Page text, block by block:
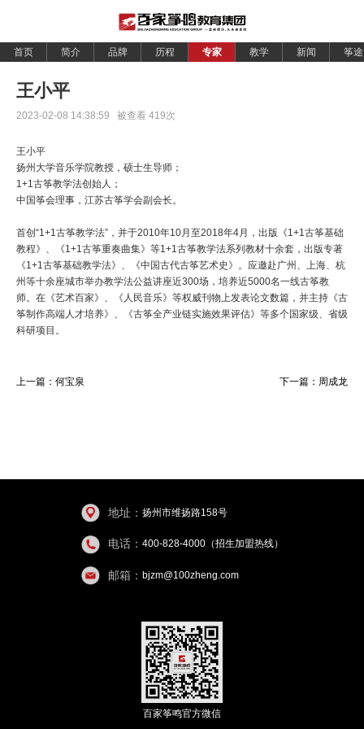
首页 简介 品牌 历程 专家 教学 新闻 筝途
王小平
2023-02-08 14:38:59 被查看 419次
王小平
扬州大学音乐学院教授，硕士生导师；
1+1古筝教学法创始人；
中国筝会理事，江苏古筝学会副会长。
首创“1+1古筝教学法”，并于2010年10月至2018年4月，出版《1+1古筝基础
教程》、《1+1古筝重奏曲集》等1+1古筝教学法系列教材十余套，出版专著
《1+1古筝基础教学法》、《中国古代古筝艺术史》。应邀赴广州、上海、杭
州等十余座城市举办教学法公益讲座近300场，培养近5000名一线古筝教
师。在《艺术百家》、《人民音乐》等权威刊物上发表论文数篇，并主持《古
筝制作高端人才培养》、《古筝全产业链实施效果评估》等多个国家级、省级
科研项目。
上一篇： 何宝泉 下一篇： 周成龙
地址： 扬州市维扬路158号
电话： 400-828-4000（招生加盟热线）
邮箱： bjzm@100zheng.com
百家筝鸣官方微信